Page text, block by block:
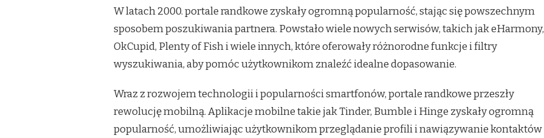
W latach 2000. portale randkowe zyskały ogromną popularność, stając się powszechnym
sposobem poszukiwania partnera. Powstało wiele nowych serwisów, takich jak eHarmony,
OkCupid, Plenty of Fish i wiele innych, które oferowały różnorodne funkcje i filtry
wyszukiwania, aby pomóc użytkownikom znaleźć idealne dopasowanie.
Wraz z rozwojem technologii i popularności smartfonów, portale randkowe przeszły
rewolucję mobilną. Aplikacje mobilne takie jak Tinder, Bumble i Hinge zyskały ogromną
popularność, umożliwiając użytkownikom przeglądanie profili i nawiązywanie kontaktów